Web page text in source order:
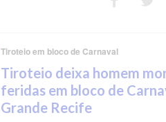
Tiroteio em bloco de Carnaval
Tiroteio deixa homem
feridas em bloco de
Grande Recife